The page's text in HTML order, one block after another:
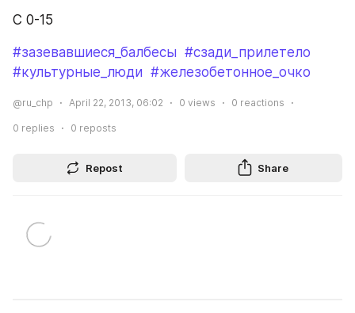
С 0-15
#зазевавшиеся_балбесы #сзади_прилетело
#культурные_люди #железобетонное_очко
@ru_chp April 22, 2013, 06:02 0 views 0 reactions
0 replies 0 reposts
Repost Share